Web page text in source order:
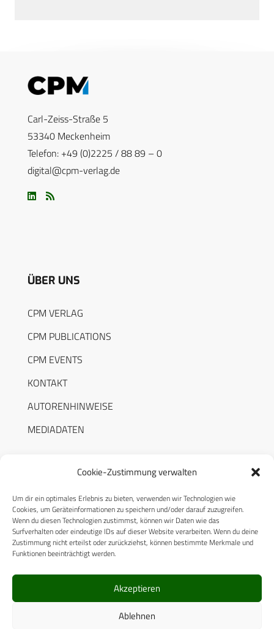
Cookie-Zustimmung verwalten
Um dir ein optimales Erlebnis zu bieten, verwenden wir Technologien wie
Cookies, um Geräteinformationen zu speichern und/oder darauf zuzugreifen.
Wenn du diesen Technologien zustimmst, können wir Daten wie das
Surfverhalten oder eindeutige IDs auf dieser Website verarbeiten. Wenn du deine
Zustimmung nicht erteilst oder zurückziehst, können bestimmte Merkmale und
Funktionen beeinträchtigt werden.
Akzeptieren
Ablehnen
Carl-Zeiss-Straße 5
53340 Meckenheim
Telefon: +49 (0)2225 / 88 89 – 0
digital@cpm-verlag.de
ÜBER UNS
CPM VERLAG
CPM PUBLICATIONS
CPM EVENTS
KONTAKT
AUTORENHINWEISE
MEDIADATEN
RECHTLICHES
Datenschutzerklärung
Cookie-Richtlinie (EU)